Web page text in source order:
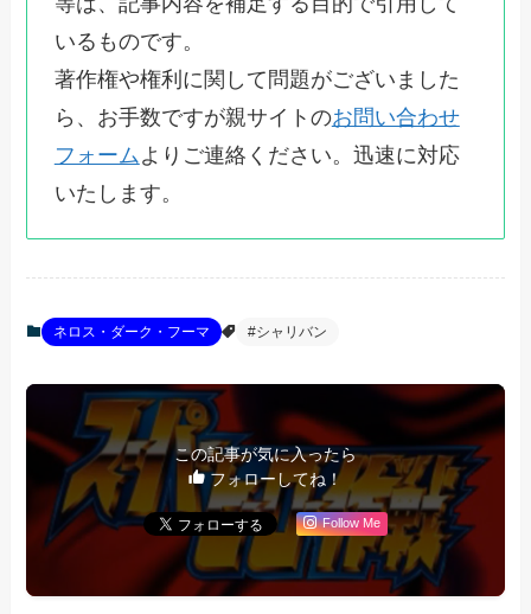
いるものです。
著作権や権利に関して問題がございました
ら、お手数ですが親サイトのお問い合わせ
フォーム よりご連絡ください。迅速に対応
いたします。
ネロス・ダーク・フーマ #シャリバン
この記事が気に入ったら
フォローしてね！
Follow Me